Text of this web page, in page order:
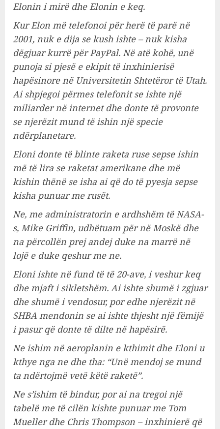
Elonin i mirë dhe Elonin e keq.
Kur Elon më telefonoi për herë të parë në
2001, nuk e dija se kush ishte – nuk kisha
dëgjuar kurrë për PayPal. Në atë kohë, unë
punoja si pjesë e ekipit të inxhinierisë
hapësinore në Universitetin Shtetëror të Utah.
Ai shpjegoi përmes telefonit se ishte një
miliarder në internet dhe donte të provonte
se njerëzit mund të ishin një specie
ndërplanetare.
Eloni donte të blinte raketa ruse sepse ishin
më të lira se raketat amerikane dhe më
kishin thënë se isha ai që do të pyesja sepse
kisha punuar me rusët.
Ne, me administratorin e ardhshëm të NASA-
s, Mike Griffin, udhëtuam për në Moskë dhe
na përcollën prej andej duke na marrë në
lojë e duke qeshur me ne.
Eloni ishte në fund të të 20-ave, i veshur keq
dhe mjaft i sikletshëm. Ai ishte shumë i zgjuar
dhe shumë i vendosur, por edhe njerëzit në
SHBA mendonin se ai ishte thjesht një fëmijë
i pasur që donte të dilte në hapësirë.
Ne ishim në aeroplanin e kthimit dhe Eloni u
kthye nga ne dhe tha: “Unë mendoj se mund
ta ndërtojmë vetë këtë raketë”.
Ne s’ishim të bindur, por ai na tregoi një
tabelë me të cilën kishte punuar me Tom
Mueller dhe Chris Thompson – inxhinierë që